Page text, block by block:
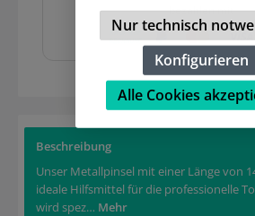
bezahlen mit
Beschreibung
Unser Metallpinsel mit einer Länge von
ideale Hilfsmittel für die professionelle
wird spez… Mehr
Nur technisch
Konfigurieren
Alle Cookies